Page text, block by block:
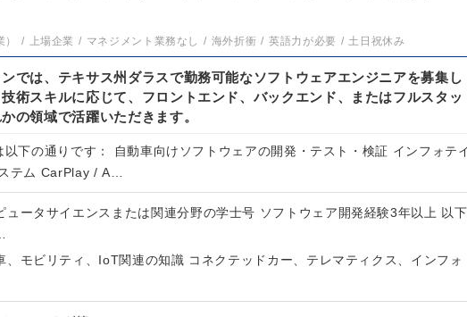
上場企業 マネジメント業務なし 海外折衝 英語力が必要 土日祝休み
では、テキサス州ダラスで勤務可能なソフトウェアエンジニアを募集し
術スキルに応じて、フロントエンド、バックエンド、またはフルスタッ
の領域で活躍いただきます。
以下の通りです： 自動車向けソフトウェアの開発・テスト・検証 インフォテ
テム CarPlay / A…
ュータサイエンスまたは関連分野の学士号 ソフトウェア開発経験3年以上 以下
、モビリティ、IoT関連の知識 コネクテッドカー、テレマティクス、インフォ